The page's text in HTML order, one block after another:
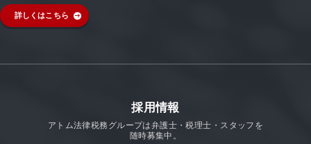
詳しくはこちら
採用情報
アトム法律税務グループは弁護士・税理士・スタッフを
随時募集中。